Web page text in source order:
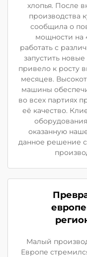
хлопья. После
производства
сообщила о
мощности на
работать с
запустить
привело к росту
месяцев.
машины
во всех партиях
её качество.
оказанную
данное решение
Малый
Европе